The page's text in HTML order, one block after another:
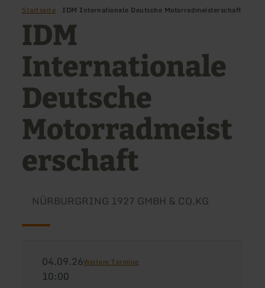
Startseite IDM Internationale Deutsche Motorradmeisterschaft
IDM
Internationale
Deutsche
Motorradmeist
erschaft
NÜRBURGRING 1927 GMBH & CO.KG
04.09.26Weitere Termine
10:00